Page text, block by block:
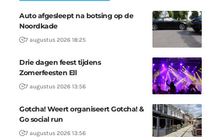
Auto afgesleept na botsing op de
Noordkade
7 augustus 2026 18:25
Drie dagen feest tijdens
Zomerfeesten Ell
7 augustus 2026 13:56
Gotcha! Weert organiseert Gotcha! &
Go social run
7 augustus 2026 13:56